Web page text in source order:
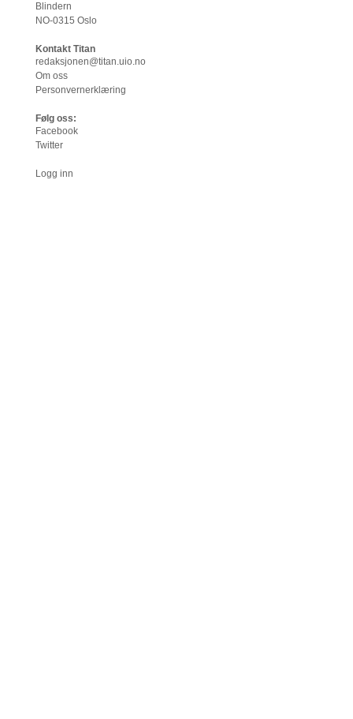
Blindern
NO-0315 Oslo
Kontakt Titan
redaksjonen@titan.uio.no
Om oss
Personvernerklæring
Følg oss:
Facebook
Twitter
Logg inn